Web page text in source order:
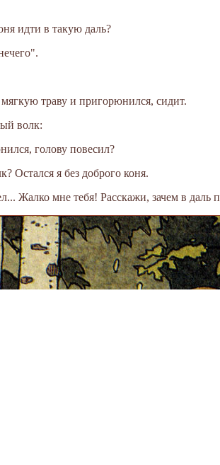
идти в такую даль?
траву и пригорюнился, сидит.
волк:
голову повесил?
Остался я без доброго коня.
Жалко мне тебя! Расскажи, зачем в даль